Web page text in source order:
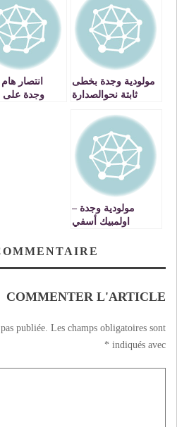
مولودية وجدة بخطى
ثابتة نحوالصدارة
انتصار هام
وجدة على
مولودية وجدة –
اولمبيك أسفي
يغني من جوع.
COMMENTER L'ARTICLE
publiée. Les champs obligatoires sont
indiqués avec
*